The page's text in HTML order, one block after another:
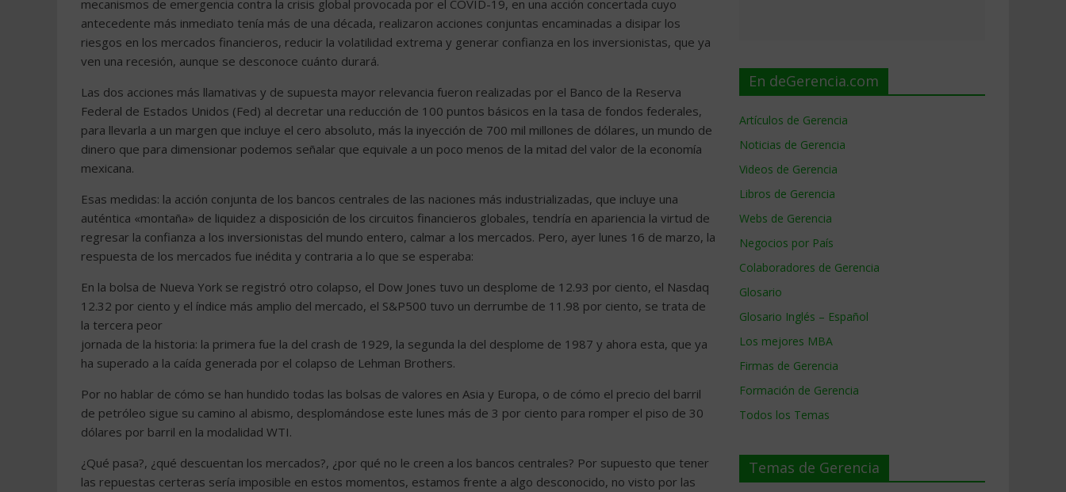
mecanismos de emergencia contra la crisis global provocada por el COVID-19, en una acción concertada cuyo
antecedente más inmediato tenía más de una década, realizaron acciones conjuntas encaminadas a disipar los
riesgos en los mercados financieros, reducir la volatilidad extrema y generar confianza en los inversionistas, que ya
ven una recesión, aunque se desconoce cuánto durará.
Las dos acciones más llamativas y de supuesta mayor relevancia fueron realizadas por el Banco de la Reserva
Federal de Estados Unidos (Fed) al decretar una reducción de 100 puntos básicos en la tasa de fondos federales,
para llevarla a un margen que incluye el cero absoluto, más la inyección de 700 mil millones de dólares, un mundo de
dinero que para dimensionar podemos señalar que equivale a un poco menos de la mitad del valor de la economía
mexicana.
Esas medidas: la acción conjunta de los bancos centrales de las naciones más industrializadas, que incluye una
auténtica «montaña» de liquidez a disposición de los circuitos financieros globales, tendría en apariencia la virtud de
regresar la confianza a los inversionistas del mundo entero, calmar a los mercados. Pero, ayer lunes 16 de marzo, la
respuesta de los mercados fue inédita y contraria a lo que se esperaba:
En la bolsa de Nueva York se registró otro colapso, el Dow Jones tuvo un desplome de 12.93 por ciento, el Nasdaq
12.32 por ciento y el índice más amplio del mercado, el S&P500 tuvo un derrumbe de 11.98 por ciento, se trata de
la tercera peor
jornada de la historia: la primera fue la del crash de 1929, la segunda la del desplome de 1987 y ahora esta, que ya
ha superado a la caída generada por el colapso de Lehman Brothers.
Por no hablar de cómo se han hundido todas las bolsas de valores en Asia y Europa, o de cómo el precio del barril
de petróleo sigue su camino al abismo, desplomándose este lunes más de 3 por ciento para romper el piso de 30
dólares por barril en la modalidad WTI.
¿Qué pasa?, ¿qué descuentan los mercados?, ¿por qué no le creen a los bancos centrales? Por supuesto que tener
las repuestas certeras sería imposible en estos momentos, estamos frente a algo desconocido, no visto por las
En deGerencia.com
Artículos de Gerencia
Noticias de Gerencia
Videos de Gerencia
Libros de Gerencia
Webs de Gerencia
Negocios por País
Colaboradores de Gerencia
Glosario
Glosario Inglés – Español
Los mejores MBA
Firmas de Gerencia
Formación de Gerencia
Todos los Temas
Temas de Gerencia